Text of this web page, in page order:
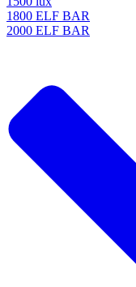
1800 ELF BAR
2000 ELF BAR